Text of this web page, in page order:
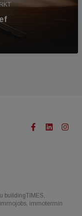
buildingTIMES,
immotermin